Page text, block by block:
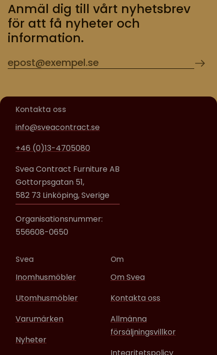
Anmäl dig till vårt nyhetsbrev
för att få nyheter och
information.
Kontakta oss
info@sveacontract.se
+46 (0)13-4705080
Svea Contract Furniture AB
Gottorpsgatan 51,
582 73 Linköping, Sverige
Organisationsnummer:
556608-0650
Svea
Inomhusmöbler
Utomhusmöbler
Varumärken
Nyheter
Om
Om Svea
Kontakta oss
Allmänna
försäljningsvillkor